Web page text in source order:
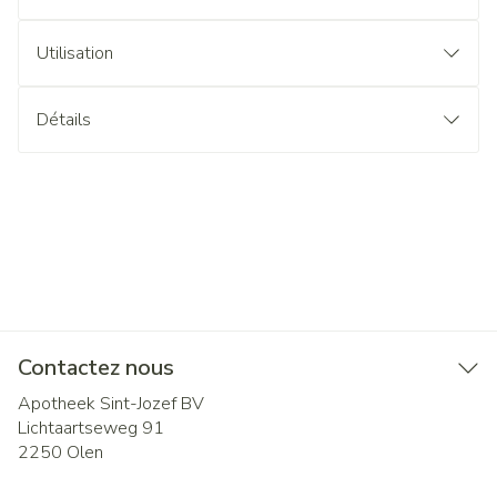
Utilisation
Détails
Contactez nous
Apotheek Sint-Jozef BV
Lichtaartseweg 91
2250 Olen